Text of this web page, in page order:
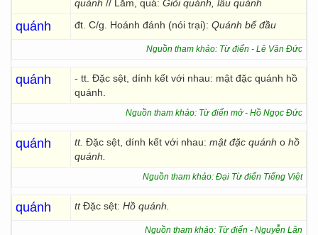
quánh // Lắm, quá: Giỏi quánh, lâu quánh
quánh đt. C/g. Hoánh đánh (nói trại): Quánh bể đầu
Nguồn tham khảo: Từ điển - Lê Văn Đức
quánh
- tt. Đặc sệt, dính kết với nhau: mật đặc quánh hồ
quánh.
Nguồn tham khảo: Từ điển mở - Hồ Ngọc Đức
quánh tt. Đặc sệt, dính kết với nhau: mật đặc quánh o hồ
quánh.
Nguồn tham khảo: Đại Từ điển Tiếng Việt
quánh ttĐặc sệt: Hồ quánh.
Nguồn tham khảo: Từ điển - Nguyễn Lân